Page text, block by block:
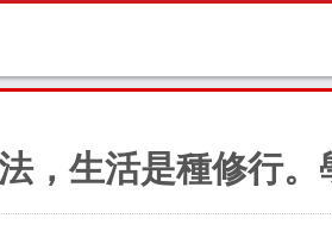
，生活是種修行